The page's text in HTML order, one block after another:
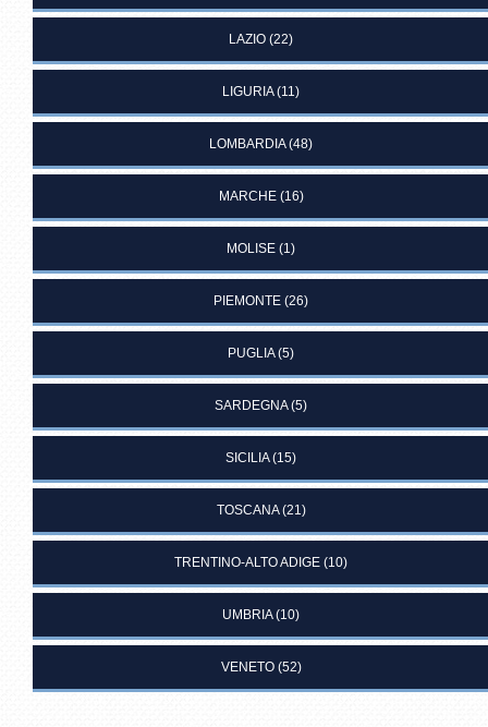
LAZIO (22)
LIGURIA(11)
LOMBARDIA(48)
MARCHE (16)
MOLISE (1)
PIEMONTE (26)
PUGLIA(5)
SARDEGNA(5)
SICILIA(15)
TOSCANA(21)
TRENTINO-ALTO ADIGE (10)
UMBRIA(10)
VENETO (52)